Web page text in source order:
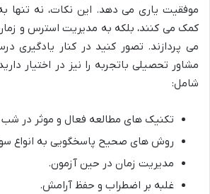
موفقیت یاری می دهد. این نکات، نه تنها
کمک می کنند، بلکه به مدیریت استرس و
می پردازند. تصور کنید در کنار یادگیری
مشاور تحصیلی باتجربه را نیز در اختیار
شامل:
تکنیک های مطالعه فعال و موثر در شب
روش های صحیح پاسخگویی به انواع
مدیریت زمان در حین آزمون.
غلبه بر اضطراب و حفظ آرامش.